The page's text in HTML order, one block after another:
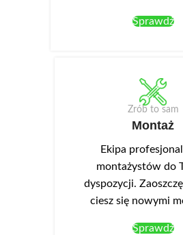
Sprawdź
Zrób to sam
Montaż
Ekipa
montażystów do
dyspozycji.
ciesz się nowymi
Sprawdź